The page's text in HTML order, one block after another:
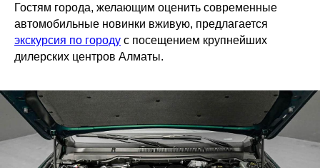
Гостям города, желающим оценить современные
автомобильные новинки вживую, предлагается
экскурсия по городу с посещением крупнейших
дилерских центров Алматы.